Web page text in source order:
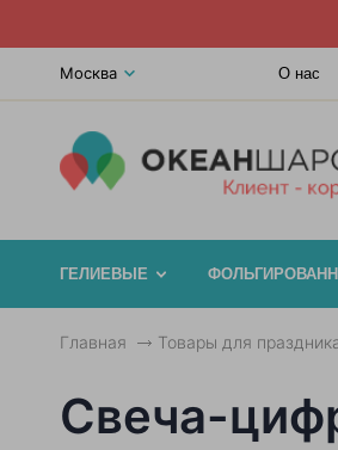
Москва О нас
ГЕЛИЕВЫЕ
Главная Товары для
Свеча-